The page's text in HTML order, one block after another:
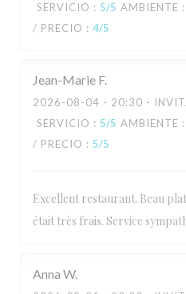
SERVICIO : 5/5 AMBIENTE :
/ PRECIO : 4/5
Jean-Marie F
2026-08-04 - 20:30 -
SERVICIO : 5/5 AMBIENTE :
/ PRECIO : 5/5
Excellent restaurant. Beau
était très frais. Service
Anna W